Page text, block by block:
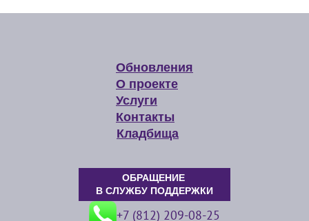
Обновления
О проекте
Услуги
Контакты
Кладбища
ОБРАЩЕНИЕ
В СЛУЖБУ ПОДДЕРЖКИ
+7 (812) 209-08-25